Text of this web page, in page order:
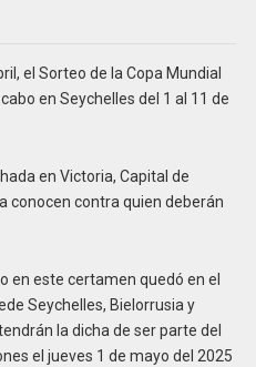
el Sorteo de la Copa Mundial
en Seychelles del 1 al 11 de
en Victoria, Capital de
conocen contra quien deberán
en este certamen quedó en el
Seychelles, Bielorrusia y
la dicha de ser parte del
el jueves 1 de mayo del 2025